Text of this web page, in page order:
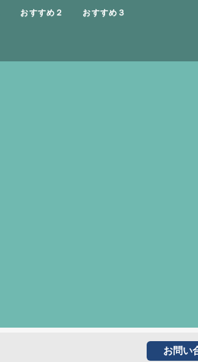
おすすめ２ おすすめ３
お問い